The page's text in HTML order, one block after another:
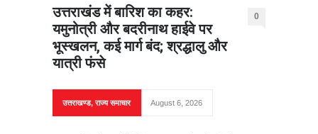
उत्तराखंड में बारिश का कहर:
यमुनोत्री और बदरीनाथ हाईवे पर
भूस्खलन, कई मार्ग बंद; श्रद्धालु और
यात्री फंसे
0
उत्तराखण्ड,राज्य समाचार August 6, 2026